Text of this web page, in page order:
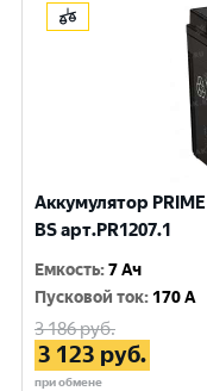
Аккумулятор
BS арт.PR1207.1
Емкость:7 Ач
Пусковой ток: 170 A
3 186руб.
3 123 руб.
при обмене